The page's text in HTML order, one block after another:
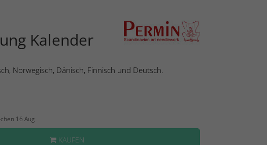
Kalender
Norwegisch, Dänisch, Finnisch und Deutsch.
16 Aug
KAUFEN